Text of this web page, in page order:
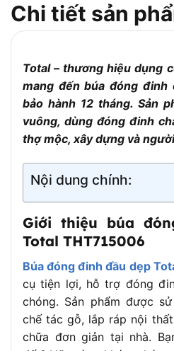
Tay cầm
Thiết kế
6 tháng
Đóng gói
Thẻ giấy
Chi tiết sản
Total – thương hiệu dụng
mang đến búa đóng đinh
bảo hành 12 tháng. Sản
vuông, dùng đóng đinh
thợ mộc, xây dựng và
Nội dung chính:
Giới thiệu búa
Total THT715006
Búa đóng đinh đầu dẹp
cụ tiện lợi, hỗ trợ đóng
chóng. Sản phẩm được
chế tác gỗ, lắp ráp nội
chữa đơn giản tại nhà.